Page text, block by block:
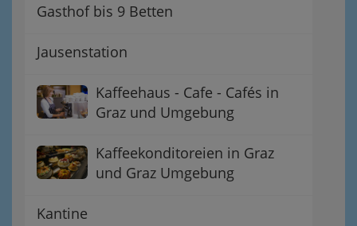
Gasthof bis 9 Betten
Jausenstation
Kaffeehaus - Cafe - Cafés in
Graz und Umgebung
Kaffeekonditoreien in Graz
und Graz Umgebung
Kantine